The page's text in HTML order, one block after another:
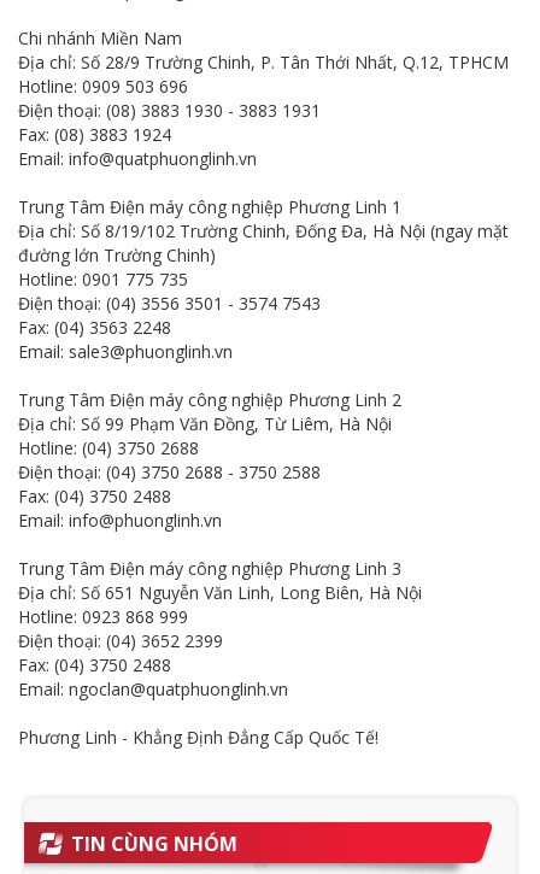
Chi nhánh Miền Nam
Địa chỉ: Số 28/9 Trường Chinh, P. Tân Thới Nhất, Q.12, TPHCM
Hotline: 0909 503 696
Điện thoại: (08) 3883 1930 - 3883 1931
Fax: (08) 3883 1924
Email: info@quatphuonglinh.vn
Trung Tâm Điện máy công nghiệp Phương Linh 1
Địa chỉ: Số 8/19/102 Trường Chinh, Đống Đa, Hà Nội (ngay mặt
đường lớn Trường Chinh)
Hotline: 0901 775 735
Điện thoại: (04) 3556 3501 - 3574 7543
Fax: (04) 3563 2248
Email: sale3@phuonglinh.vn
Trung Tâm Điện máy công nghiệp Phương Linh 2
Địa chỉ: Số 99 Phạm Văn Đồng, Từ Liêm, Hà Nội
Hotline: (04) 3750 2688
Điện thoại: (04) 3750 2688 - 3750 2588
Fax: (04) 3750 2488
Email: info@phuonglinh.vn
Trung Tâm Điện máy công nghiệp Phương Linh 3
Địa chỉ: Số 651 Nguyễn Văn Linh, Long Biên, Hà Nội
Hotline: 0923 868 999
Điện thoại: (04) 3652 2399
Fax: (04) 3750 2488
Email: ngoclan@quatphuonglinh.vn
Phương Linh - Khẳng Định Đẳng Cấp Quốc Tế!
TIN CÙNG NHÓM